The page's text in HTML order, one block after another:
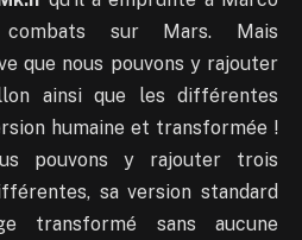
sur Mars. Mais
que nous pouvons y rajouter
ainsi que les différentes
humaine et transformée !
pouvons y rajouter trois
sa version standard
transformé sans aucune